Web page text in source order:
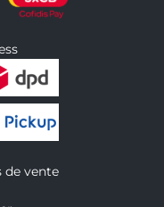
de vente